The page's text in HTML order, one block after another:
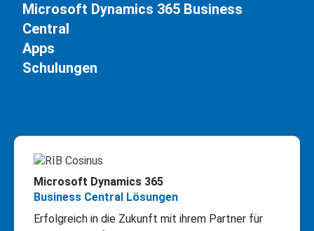
Microsoft Dynamics 365 Business
Central
Apps
Schulungen
Microsoft Dynamics 365
Business Central Lösungen
Erfolgreich in die Zukunft mit ihrem Partner für